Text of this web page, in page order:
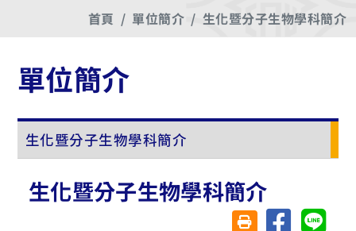
首頁 單位簡介 生化暨分子生物學科簡介
單位簡介
生化暨分子生物學科簡介
生化暨分子生物學科簡介
友善列印(另開視窗)
分享至臉書分享